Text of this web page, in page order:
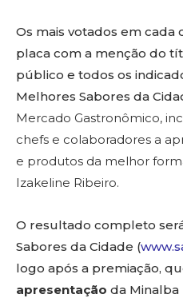
Os mais votados em
placa com a menção do
público e todos os
Melhores Sabores da
Mercado Gastronômico,
chefs e colaboradores a
e produtos da melhor
Izakeline Ribeiro.
O resultado completo
Sabores da Cidade (
logo após a premiação,
apresentação da Minalba